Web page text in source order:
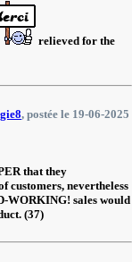
relieved for the
, postée le 19-06-2025
that they
nevertheless
WORKING! sales would
(37)